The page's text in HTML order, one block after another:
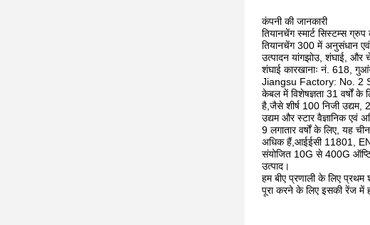
कंपनी की जानकारी
तियानचेंग स्मार्ट सिस्टम्स
तियानचेंग 300 में अनुसंधान एवं
उत्पादन यांगझोउ, शंघाई, और
शंघाई कारखानाः नं. 618,
Jiangsu Factory: No. 2
केबल में विशेषज्ञता 31 वर्षों
है,जैसे शीर्ष 100 निजी उद्यम,
उद्यम और स्टार वैज्ञानिक एवं
9 लगातार वर्षों के लिए, यह
अधिक हैं,आईईसी 11801,
संयोजित 10G से 400G
उत्पाद।
हम बीए प्रणाली के लिए
पूरा करने के लिए इसकी रेंज में